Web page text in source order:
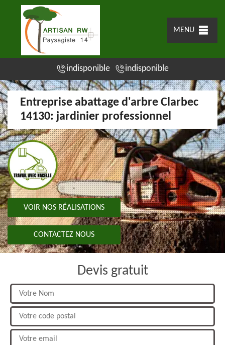
MENU
indisponible indisponible
Entreprise abattage d'arbre Clarbec
14130: jardinier professionnel
VOIR NOS RÉALISATIONS
CONTACTEZ NOUS
Devis gratuit